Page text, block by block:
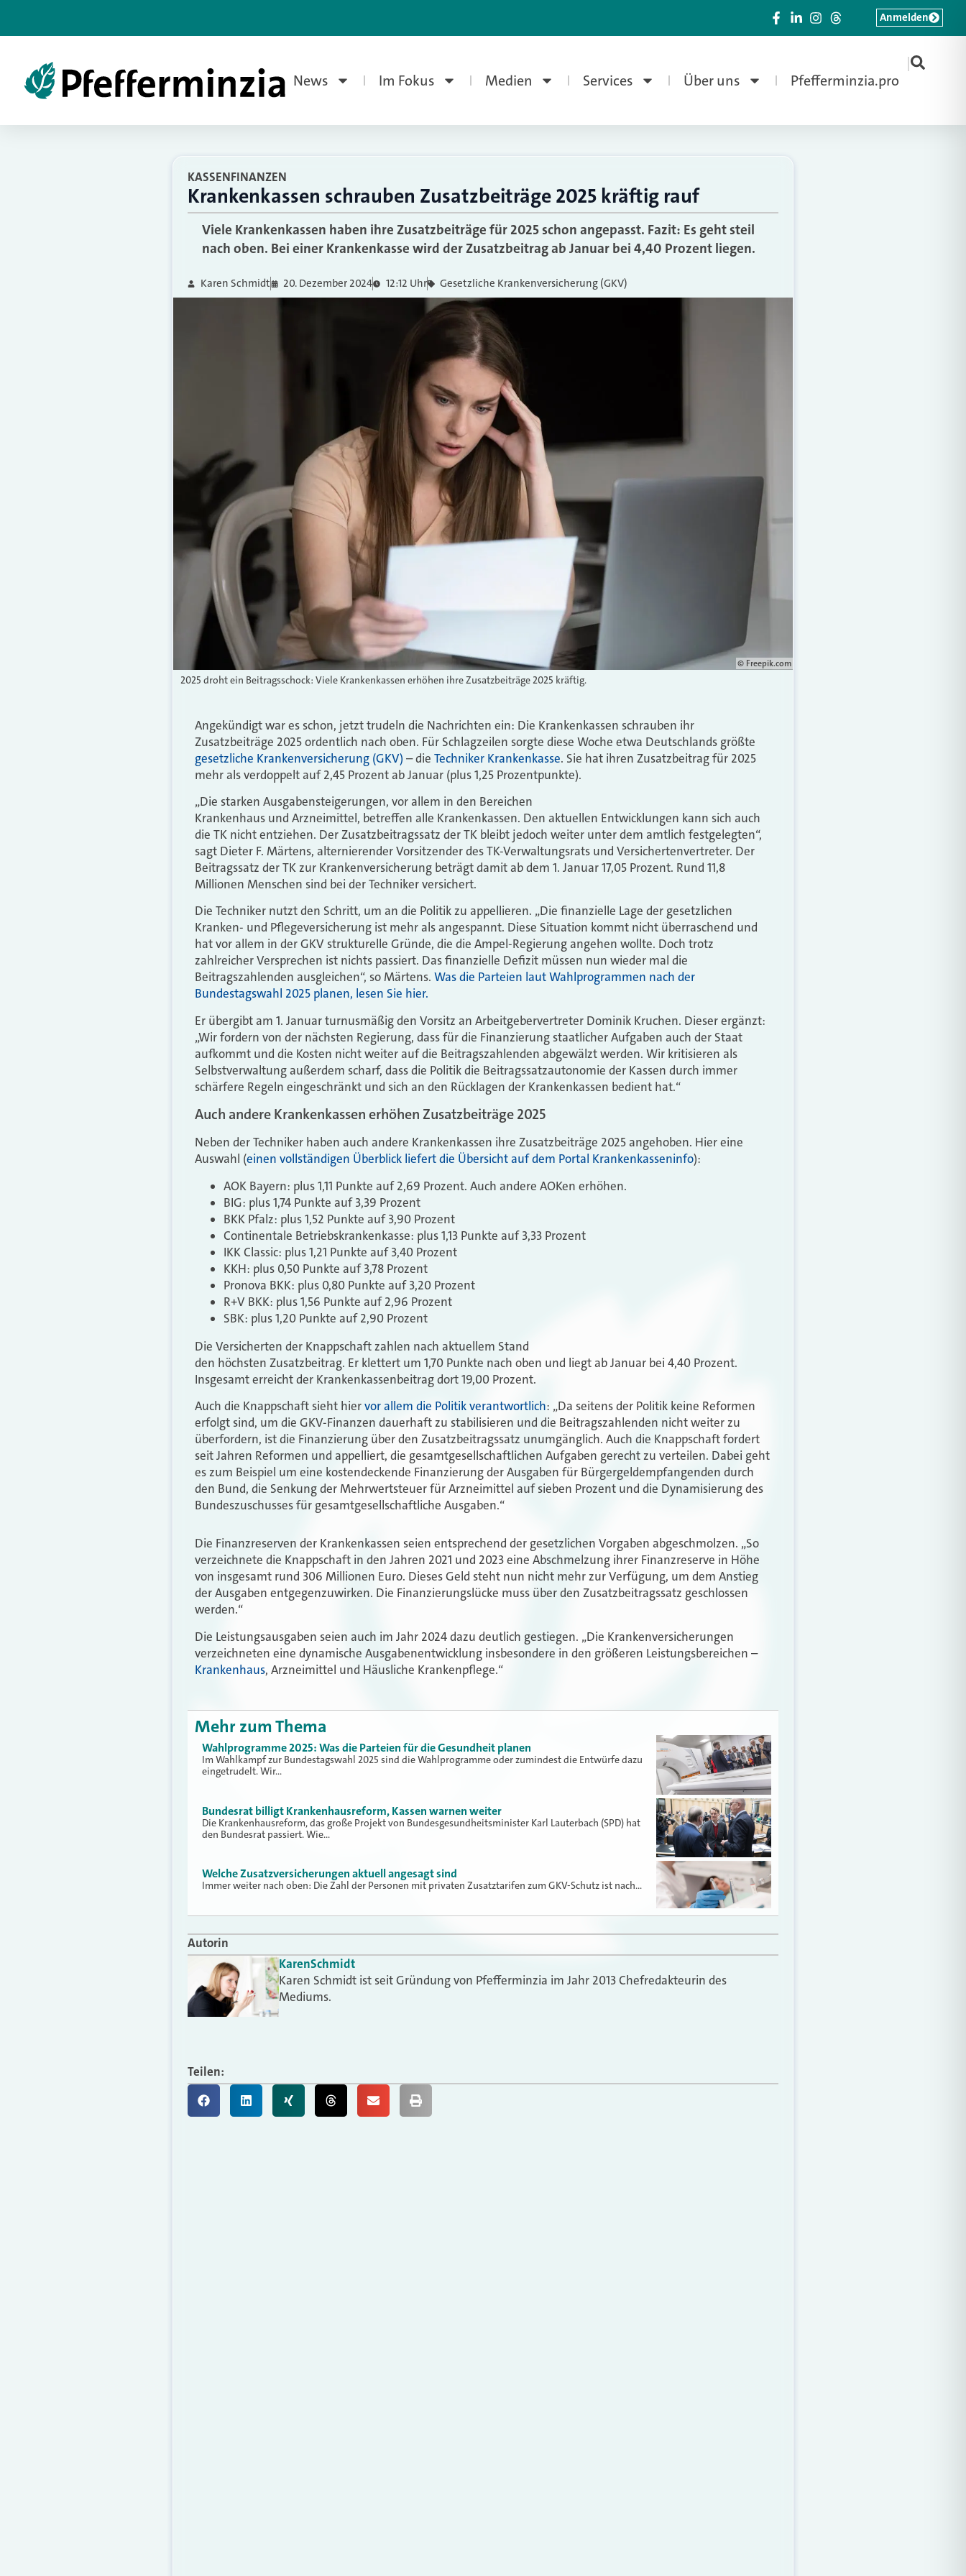
News Im Fokus Medien Services Über uns Pfefferminzia.pro
|
Anmelden
KASSENFINANZEN
Krankenkassen schrauben Zusatzbeiträge 2025 kräftig rauf
Viele Krankenkassen haben ihre Zusatzbeiträge für 2025 schon angepasst. Fazit: Es geht steil
nach oben. Bei einer Krankenkasse wird der Zusatzbeitrag ab Januar bei 4,40 Prozent liegen.
Karen Schmidt 20. Dezember 2024 12:12 Uhr Gesetzliche Krankenversicherung (GKV)
© Freepik.com
2025 droht ein Beitragsschock: Viele Krankenkassen erhöhen ihre Zusatzbeiträge 2025 kräftig.
Angekündigt war es schon, jetzt trudeln die Nachrichten ein: Die Krankenkassen schrauben ihr
Zusatzbeiträge 2025 ordentlich nach oben. Für Schlagzeilen sorgte diese Woche etwa Deutschlands größte
gesetzliche Krankenversicherung (GKV) – die Techniker Krankenkasse. Sie hat ihren Zusatzbeitrag für 2025
mehr als verdoppelt auf 2,45 Prozent ab Januar (plus 1,25 Prozentpunkte).
„Die starken Ausgabensteigerungen, vor allem in den Bereichen
Krankenhaus und Arzneimittel, betreffen alle Krankenkassen. Den aktuellen Entwicklungen kann sich auch
die TK nicht entziehen. Der Zusatzbeitragssatz der TK bleibt jedoch weiter unter dem amtlich festgelegten“,
sagt Dieter F. Märtens, alternierender Vorsitzender des TK-Verwaltungsrats und Versichertenvertreter. Der
Beitragssatz der TK zur Krankenversicherung beträgt damit ab dem 1. Januar 17,05 Prozent. Rund 11,8
Millionen Menschen sind bei der Techniker versichert.
Die Techniker nutzt den Schritt, um an die Politik zu appellieren. „Die finanzielle Lage der gesetzlichen
Kranken- und Pflegeversicherung ist mehr als angespannt. Diese Situation kommt nicht überraschend und
hat vor allem in der GKV strukturelle Gründe, die die Ampel-Regierung angehen wollte. Doch trotz
zahlreicher Versprechen ist nichts passiert. Das finanzielle Defizit müssen nun wieder mal die
Beitragszahlenden ausgleichen“, so Märtens. Was die Parteien laut Wahlprogrammen nach der
Bundestagswahl 2025 planen, lesen Sie hier.
Er übergibt am 1. Januar turnusmäßig den Vorsitz an Arbeitgebervertreter Dominik Kruchen. Dieser ergänzt:
„Wir fordern von der nächsten Regierung, dass für die Finanzierung staatlicher Aufgaben auch der Staat
aufkommt und die Kosten nicht weiter auf die Beitragszahlenden abgewälzt werden. Wir kritisieren als
Selbstverwaltung außerdem scharf, dass die Politik die Beitragssatzautonomie der Kassen durch immer
schärfere Regeln eingeschränkt und sich an den Rücklagen der Krankenkassen bedient hat.“
Auch andere Krankenkassen erhöhen Zusatzbeiträge 2025
Neben der Techniker haben auch andere Krankenkassen ihre Zusatzbeiträge 2025 angehoben. Hier eine
Auswahl (einen vollständigen Überblick liefert die Übersicht auf dem Portal Krankenkasseninfo):
AOK Bayern: plus 1,11 Punkte auf 2,69 Prozent. Auch andere AOKen erhöhen.
BIG: plus 1,74 Punkte auf 3,39 Prozent
BKK Pfalz: plus 1,52 Punkte auf 3,90 Prozent
Continentale Betriebskrankenkasse: plus 1,13 Punkte auf 3,33 Prozent
IKK Classic: plus 1,21 Punkte auf 3,40 Prozent
KKH: plus 0,50 Punkte auf 3,78 Prozent
Pronova BKK: plus 0,80 Punkte auf 3,20 Prozent
R+V BKK: plus 1,56 Punkte auf 2,96 Prozent
SBK: plus 1,20 Punkte auf 2,90 Prozent
Die Versicherten der Knappschaft zahlen nach aktuellem Stand
den höchsten Zusatzbeitrag. Er klettert um 1,70 Punkte nach oben und liegt ab Januar bei 4,40 Prozent.
Insgesamt erreicht der Krankenkassenbeitrag dort 19,00 Prozent.
Auch die Knappschaft sieht hiervor allem die Politik verantwortlich: „Da seitens der Politik keine Reformen
erfolgt sind, um die GKV-Finanzen dauerhaft zu stabilisieren und die Beitragszahlenden nicht weiter zu
überfordern, ist die Finanzierung über den Zusatzbeitragssatz unumgänglich. Auch die Knappschaft fordert
seit Jahren Reformen und appelliert, die gesamtgesellschaftlichen Aufgaben gerecht zu verteilen. Dabei geht
es zum Beispiel um eine kostendeckende Finanzierung der Ausgaben für Bürgergeldempfangenden durch
den Bund, die Senkung der Mehrwertsteuer für Arzneimittel auf sieben Prozent und die Dynamisierung des
Bundeszuschusses für gesamtgesellschaftliche Ausgaben.“
Die Finanzreserven der Krankenkassen seien entsprechend der gesetzlichen Vorgaben abgeschmolzen. „So
verzeichnete die Knappschaft in den Jahren 2021 und 2023 eine Abschmelzung ihrer Finanzreserve in Höhe
von insgesamt rund 306 Millionen Euro. Dieses Geld steht nun nicht mehr zur Verfügung, um dem Anstieg
der Ausgaben entgegenzuwirken. Die Finanzierungslücke muss über den Zusatzbeitragssatz geschlossen
werden.“
Die Leistungsausgaben seien auch im Jahr 2024 dazu deutlich gestiegen. „Die Krankenversicherungen
verzeichneten eine dynamische Ausgabenentwicklung insbesondere in den größeren Leistungsbereichen –
Krankenhaus, Arzneimittel und Häusliche Krankenpflege.“
Mehr zum Thema
Wahlprogramme 2025: Was die Parteien für die Gesundheit planen
Im Wahlkampf zur Bundestagswahl 2025 sind die Wahlprogramme oder zumindest die Entwürfe dazu
eingetrudelt. Wir…
Bundesrat billigt Krankenhausreform, Kassen warnen weiter
Die Krankenhausreform, das große Projekt von Bundesgesundheitsminister Karl Lauterbach (SPD) hat
den Bundesrat passiert. Wie…
Welche Zusatzversicherungen aktuell angesagt sind
Immer weiter nach oben: Die Zahl der Personen mit privaten Zusatztarifen zum GKV-Schutz ist nach…
Autorin
KarenSchmidt
Karen Schmidt ist seit Gründung von Pfefferminzia im Jahr 2013 Chefredakteurin des
Mediums.
Teilen: